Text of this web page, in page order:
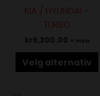
KIA / HYUNDAI –
TURBO
kr6,300.00 + mva
Velg alternativ
Alternativene
kan
produktsiden